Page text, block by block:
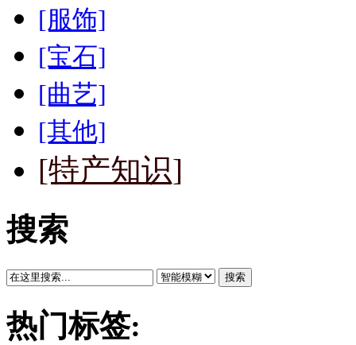
[服饰]
[宝石]
[曲艺]
[其他]
[特产知识]
搜索
搜索
热门标签: